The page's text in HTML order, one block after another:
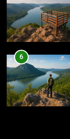
20
21
7